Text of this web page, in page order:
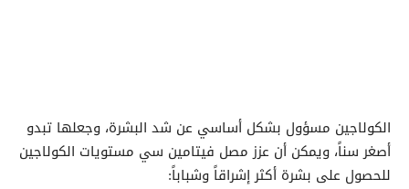
الكولاجين مسؤول بشكل أساسي عن شد البشرة، وجعلها تبدو
أصغر سناً، ويمكن أن عزز مصل فيتامين سي مستويات الكولاجين
للحصول على بشرة أكثر إشراقاً وشباباً: